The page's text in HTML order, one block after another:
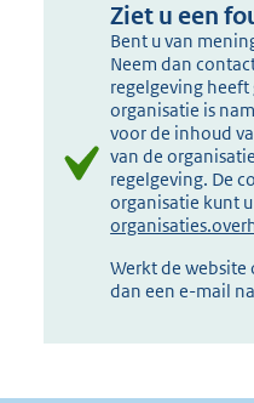
Ziet u een
Bent u van
Neem dan
regelgeving heeft
organisatie is
voor de inhoud
van de
regelgeving. De
organisatie kunt
Werkt de website
dan een e-mail